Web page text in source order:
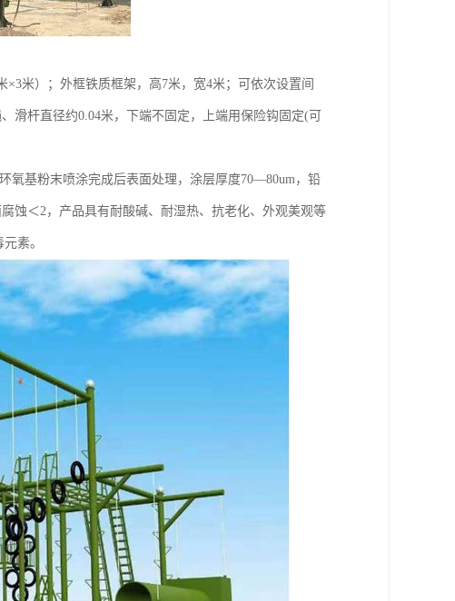
米）；外框铁质框架，高7米，宽4米；可依次设置间
滑杆直径约0.04米，下端不固定，上端用保险钩固定(可
氧基粉末喷涂完成后表面处理，涂层厚度70—80um，铅
蚀＜2，产品具有耐酸碱、耐湿热、抗老化、外观美观等
素。